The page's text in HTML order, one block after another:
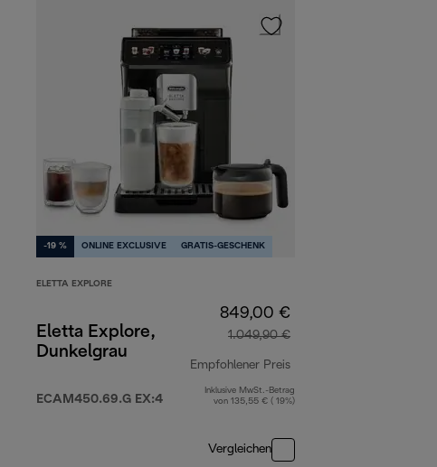
-19 % ONLINE EXCLUSIVE GRATIS-GESCHENK
ELETTA EXPLORE
Eletta Explore,
Dunkelgrau
ECAM450.69.G EX:4
849,00 €
1.049,90 €
Empfohlener Preis
Originalpreis 1.049,90 €
Inklusive MwSt.-Betrag
von 135,55 € ( 19%)
Vergleichen